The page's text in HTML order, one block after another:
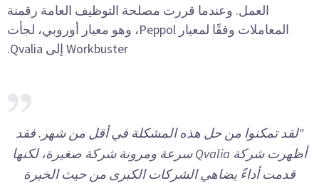
العمل. وعندما قررت مصلحة التوظيف العامة رقمنة
المعاملات وفقًا لمعيار Peppol، وهو معيار أوروبي، لجأت
Workbuster إلى Qvalia.
"لقد تمكنوا من حل هذه المشكلة في أقل من شهر. فقد
أظهرت شركة Qvalia سرعة ومرونة شركة صغيرة، لكنها
قدمت أداءً يضاهي الشركات الكبرى من حيث الخبرة